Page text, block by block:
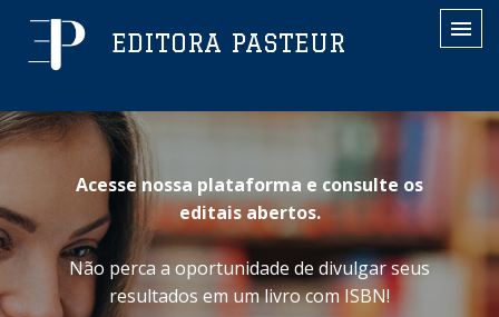
EDITORA PASTEUR
Acesse nossa plataforma e consulte os
editais abertos.
Não perca a oportunidade de divulgar seus
resultados em um livro com ISBN!